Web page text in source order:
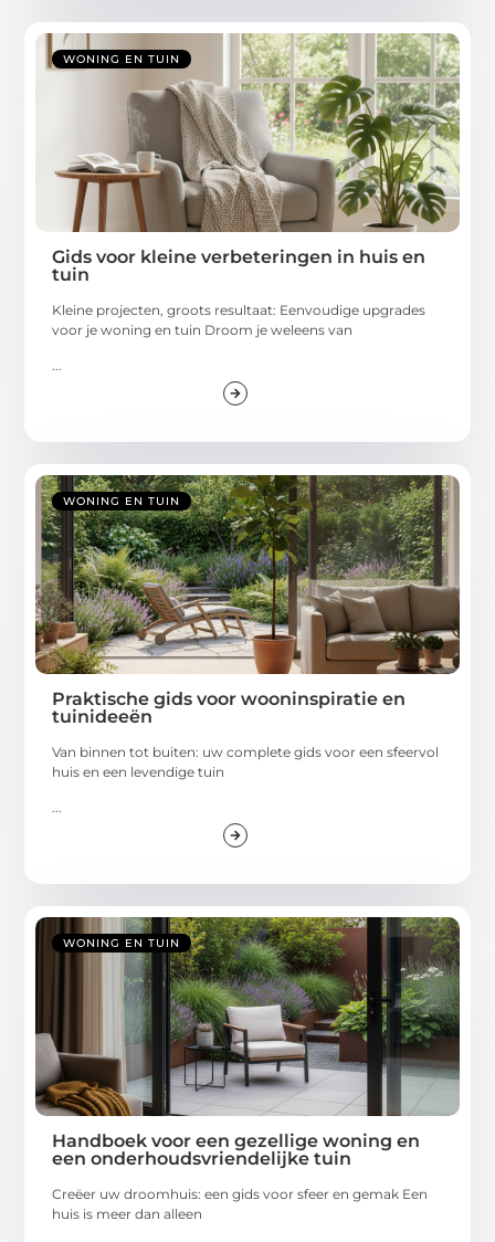
WONING EN TUIN
Gids voor kleine verbeteringen in huis en
tuin
Kleine projecten, groots resultaat: Eenvoudige upgrades
voor je woning en tuin Droom je weleens van
...
WONING EN TUIN
Praktische gids voor wooninspiratie en
tuinideeën
Van binnen tot buiten: uw complete gids voor een sfeervol
huis en een levendige tuin
...
WONING EN TUIN
Handboek voor een gezellige woning en
een onderhoudsvriendelijke tuin
Creëer uw droomhuis: een gids voor sfeer en gemak Een
huis is meer dan alleen